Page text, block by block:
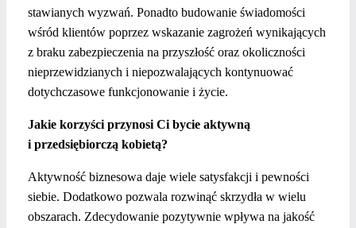
stawianych wyzwań. Ponadto budowanie świadomości
wśród klientów poprzez wskazanie zagrożeń wynikających
z braku zabezpieczenia na przyszłość oraz okoliczności
nieprzewidzianych i niepozwalających kontynuować
dotychczasowe funkcjonowanie i życie.
Jakie korzyści przynosi Ci bycie aktywną
i przedsiębiorczą kobietą?
Aktywność biznesowa daje wiele satysfakcji i pewności
siebie. Dodatkowo pozwala rozwinąć skrzydła w wielu
obszarach. Zdecydowanie pozytywnie wpływa na jakość